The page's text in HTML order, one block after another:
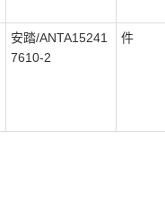
安踏/ANTA15241
7610-2
件